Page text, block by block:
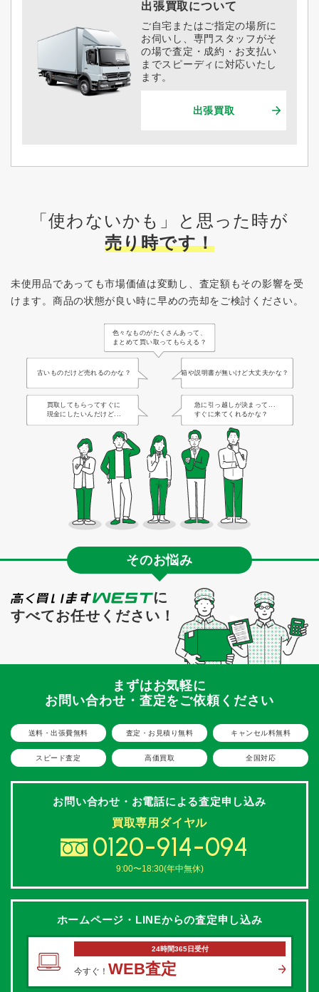
出張買取について
ご自宅またはご指定の場所に
お伺いし、専門スタッフがそ
の場で査定・成約・お支払い
までスピーディに対応いたし
ます。
出張買取
「使わないかも」と思った時が
売り時です！
未使用品であっても市場価値は変動し、査定額もその影響を受
けます。 商品の状態が良い時に早めの売却をご検討ください。
色々なものがたくさんあって、
まとめて買い取ってもらえる？
古いものだけど売れるのかな？ 箱や説明書が無いけど大丈夫かな？
買取してもらってすぐに
現金にしたいんだけど...
急に引っ越しが決まって...
すぐに来てくれるかな？
そのお悩み
に
すべてお任せください！
まずはお気軽に
お問い合わせ・査定をご依頼ください
送料・出張費無料 査定・お見積り無料 キャンセル料無料
スピード査定 高価買取 全国対応
お問い合わせ・お電話による査定申し込み
買取専用ダイヤル
0120-914-094
9:00〜18:30(年中無休)
ホームページ・LINEからの査定申し込み
24時間365日受付
今すぐ！ WEB査定